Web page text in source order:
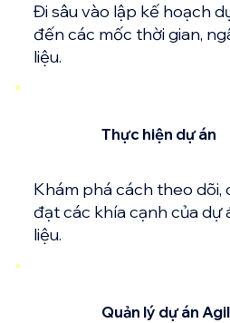
Đi sâu vào lập kế hoạch
đến các mốc thời gian,
liệu.
Thực hiện dự án
Khám phá cách theo dõi,
đạt các khía cạnh của dự
liệu.
Quản lý dự án